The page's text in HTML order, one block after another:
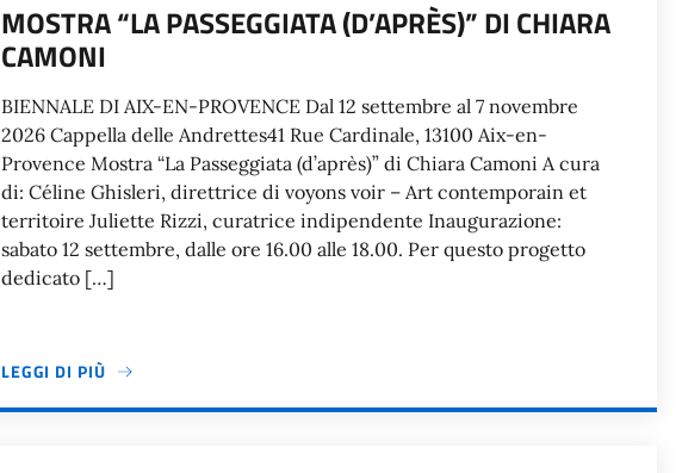
MOSTRA “LA PASSEGGIATA (D’APRÈS)” DI CHIARA
CAMONI
BIENNALE DI AIX-EN-PROVENCE Dal 12 settembre al 7 novembre
2026 Cappella delle Andrettes41 Rue Cardinale, 13100 Aix-en-
Provence Mostra “La Passeggiata (d’après)” di Chiara Camoni A cura
di: Céline Ghisleri, direttrice di voyons voir – Art contemporain et
territoire Juliette Rizzi, curatrice indipendente Inaugurazione:
sabato 12 settembre, dalle ore 16.00 alle 18.00. Per questo progetto
dedicato […]
LEGGI DI PIÙ